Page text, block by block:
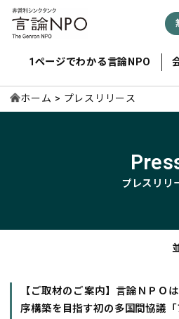
1ページでわかる言論NPO
ホーム プレスリリース
プレスリリ
【ご取材のご案内】言論ＮＰＯ
序構築を目指す初の多国間協議